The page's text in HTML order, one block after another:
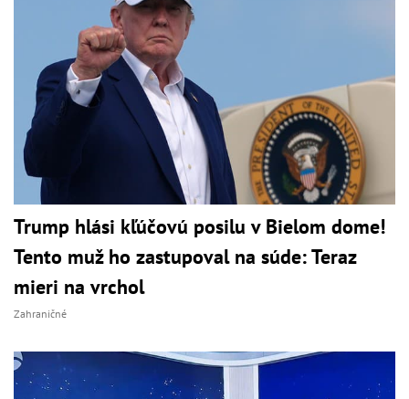
Trump hlási kľúčovú posilu v Bielom dome!
Tento muž ho zastupoval na súde: Teraz
mieri na vrchol
Zahraničné